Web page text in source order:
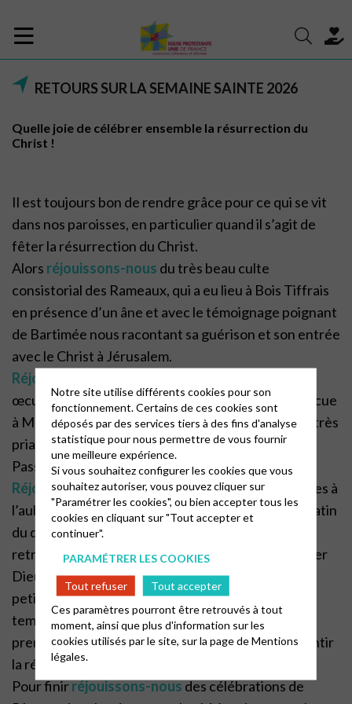
RETOURS SUR LA SEMAINE SAINTE 2026
Quelle joie de célébrer ensemble la résurrection du
Christ !
Il est toujours bon de rendre grâce pour ce qui se vit
dans nos paroisses, en particulier quand il s’agit de
fêter la résurrection du Christ.
Alors réjouissons-nous du très beau culte
consistorial des Rameaux, qui a eu lieu à Bois Tiffrais
en présence d’un âne et avec le témoignage poignant
de Bartimée nous racontant sa guérison et son entrée
avec le Christ à Jérusalem.
Réjouissons-nous
œcuménique du vendredi saint que nous avons vécue
à Moncoutant, célébration comme chaque année très
priante où nous nous associons au mystère de la
Passion du Christ.
Réjouissons-nousaussi de la célébration de Pâques à
l’aube, la fête œcuménique au lever du soleil, au matin
du dimanche. Cette année nous nous sommes
retrouvés une quarantaine de personnes pour louer
Dieu, chanter la résurrection et partager un beau
petit déjeuner. Quelle joie d’avoir cette pause, ce
temps de partage et d’émerveillement quand les
premiers rayons traversent la nuit et nous font sentir
la résurrection.
Pour finirréjouissons-nousdes célébrations de
Notre site utilise différents cookies pour son
fonctionnement. Certains de ces cookies sont
déposés par des services tiers à des fins d'analyse
statistique pour nous permettre de vous fournir
une meilleure expérience.
Si vous souhaitez configurer les cookies que vous
souhaitez autoriser, vous pouvez cliquer sur
"Paramétrer les cookies", ou bien accepter tous les
cookies en cliquant sur "Tout accepter et
continuer".
PARAMÉTRER LES COOKIES
Tout refuser
Tout accepter
Ces paramètres pourront être retrouvés à tout
moment, ainsi que plus d'information sur les
cookies utilisés par le site, sur la page deMentions
légales.